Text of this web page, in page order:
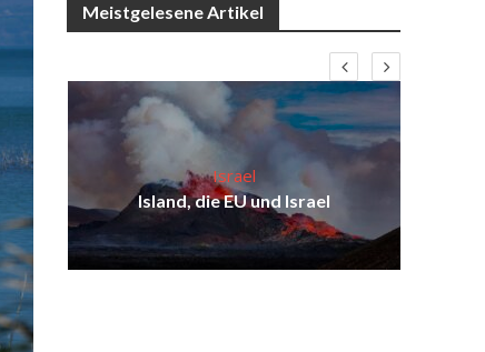
Meistgelesene Artikel
Israel
Island, die EU und Israel